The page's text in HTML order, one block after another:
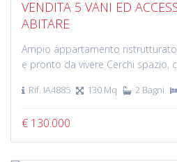
VENDITA 5 VANI ED
ABITARE
Ampio appartamento
e pronto da vivere Cerchi spazio,
Rif. IA4885 130 Mq 2 Bagni
€ 130.000